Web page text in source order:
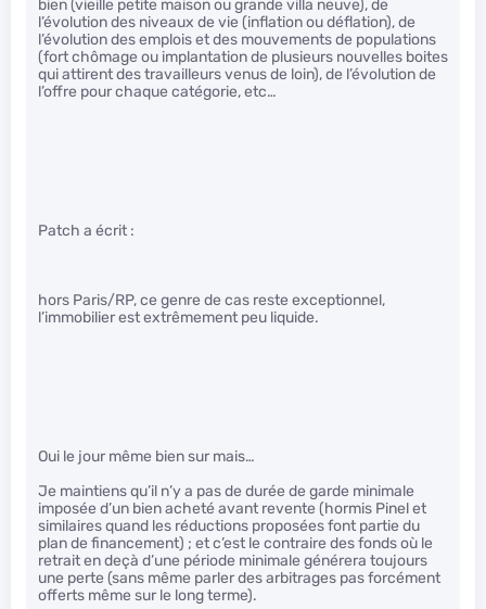
bien (vieille petite maison ou grande villa neuve), de
l’évolution des niveaux de vie (inflation ou déflation), de
l’évolution des emplois et des mouvements de populations
(fort chômage ou implantation de plusieurs nouvelles boites
qui attirent des travailleurs venus de loin), de l’évolution de
l’offre pour chaque catégorie, etc…
Patch a écrit :
hors Paris/RP, ce genre de cas reste exceptionnel,
l’immobilier est extrêmement peu liquide.
Oui le jour même bien sur mais…
Je maintiens qu’il n’y a pas de durée de garde minimale
imposée d’un bien acheté avant revente (hormis Pinel et
similaires quand les réductions proposées font partie du
plan de financement) ; et c’est le contraire des fonds où le
retrait en deçà d’une période minimale générera toujours
une perte (sans même parler des arbitrages pas forcément
offerts même sur le long terme).